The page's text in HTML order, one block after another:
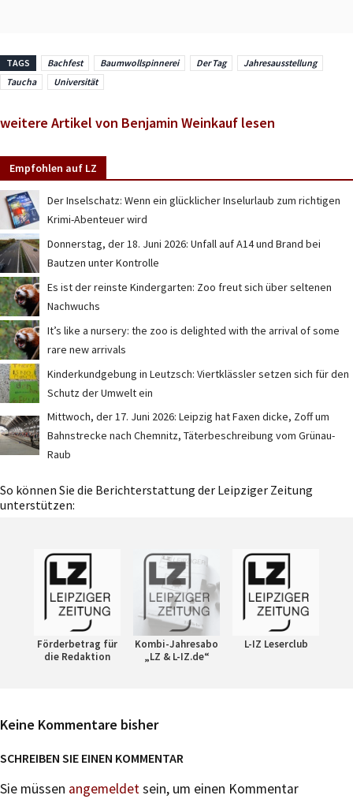
TAGS Bachfest Baumwollspinnerei Der Tag
Jahresausstellung
Taucha
Universität
weitere Artikel von Benjamin Weinkauf lesen
Empfohlen auf LZ
Der Inselschatz: Wenn ein glücklicher Inselurlaub zum richtigen
Krimi-Abenteuer wird
Donnerstag, der 18. Juni 2026: Unfall auf A14 und Brand bei
Bautzen unter Kontrolle
Es ist der reinste Kindergarten: Zoo freut sich über seltenen
Nachwuchs
It’s like a nursery: the zoo is delighted with the arrival of some
rare new arrivals
Kinderkundgebung in Leutzsch: Viertklässler setzen sich für den
Schutz der Umwelt ein
Mittwoch, der 17. Juni 2026: Leipzig hat Faxen dicke, Zoff um
Bahnstrecke nach Chemnitz, Täterbeschreibung vom Grünau-
Raub
So können Sie die Berichterstattung der Leipziger Zeitung
unterstützen:
Förderbetrag für
die Redaktion
Kombi-Jahresabo
„LZ & L-IZ.de“
L-IZ Leserclub
Keine Kommentare bisher
SCHREIBEN SIE EINEN KOMMENTAR
Sie müssen angemeldetsein, um einen Kommentar